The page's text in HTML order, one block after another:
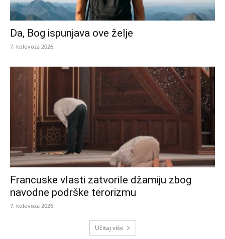
Da, Bog ispunjava ove želje
7. kolovoza 2026.
Francuske vlasti zatvorile džamiju zbog
navodne podrške terorizmu
7. kolovoza 2026.
Učitaj više